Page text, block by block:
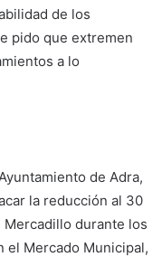
de los
pido que extremen
a lo
de Adra,
la reducción al 30
durante los
el Mercado Municipal,